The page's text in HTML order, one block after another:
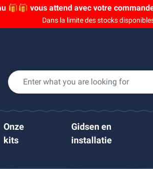
🎁🎁 vous attend avec votre
Dans la limite des stocks
Onze
kits
Gidsen en
installatie